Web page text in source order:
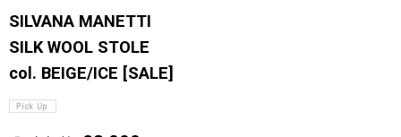
SILVANA MANETTI
SILK WOOL STOLE
col. BEIGE/ICE [SALE]